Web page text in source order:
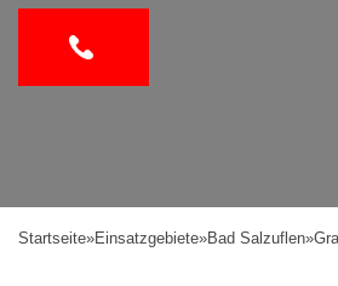
Startseite»Einsatzgebiete»Bad Salzuflen»